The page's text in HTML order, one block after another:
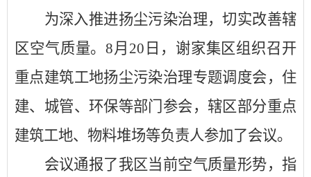
为深入推进扬尘污染治理，切实改善辖
区空气质量。8月20日，谢家集区组织召开
重点建筑工地扬尘污染治理专题调度会，住
建、城管、环保等部门参会，辖区部分重点
建筑工地、物料堆场等负责人参加了会议。
会议通报了我区当前空气质量形势，指